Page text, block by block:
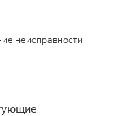
неисправности